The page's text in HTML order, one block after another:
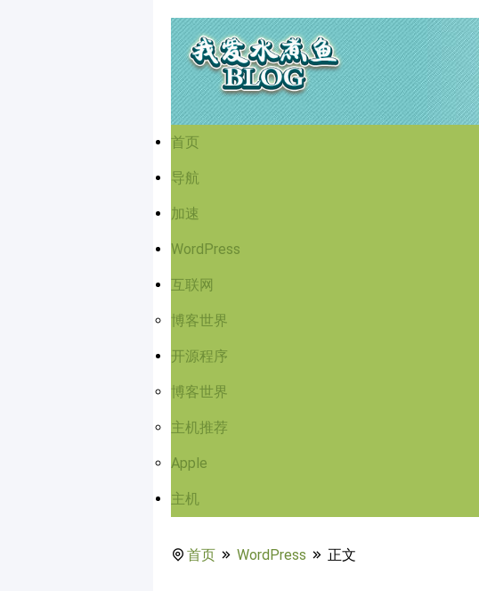
首页
导航
加速
WordPress
互联网
博客世界
开源程序
博客世界
主机推荐
Apple
主机
首页 WordPress 正文